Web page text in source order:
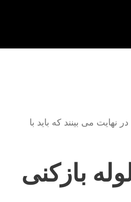
می بینند که باید با
بازکنی